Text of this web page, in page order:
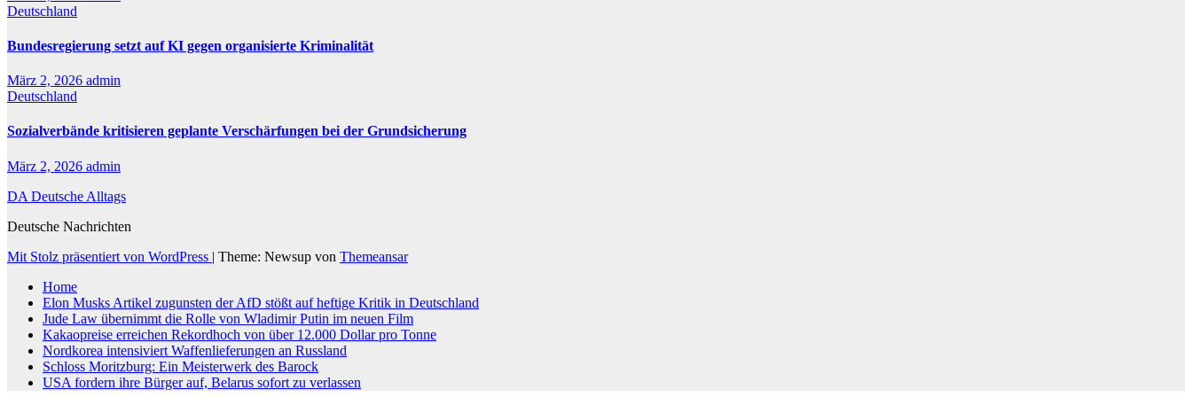
Deutschland
Bundesregierung setzt auf KI gegen organisierte Kriminalität
März 2, 2026 admin
Deutschland
Sozialverbände kritisieren geplante Verschärfungen bei der Grundsicherung
März 2, 2026 admin
DA Deutsche Alltags
Deutsche Nachrichten
Mit Stolz präsentiert von WordPress | Theme: Newsup von Themeansar
Home
Elon Musks Artikel zugunsten der AfD stößt auf heftige Kritik in Deutschland
Jude Law übernimmt die Rolle von Wladimir Putin im neuen Film
Kakaopreise erreichen Rekordhoch von über 12.000 Dollar pro Tonne
Nordkorea intensiviert Waffenlieferungen an Russland
Schloss Moritzburg: Ein Meisterwerk des Barock
USA fordern ihre Bürger auf, Belarus sofort zu verlassen